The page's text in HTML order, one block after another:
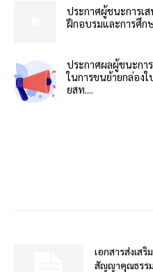
ประกาศผู้ชนะการเ
ฝึกอบรมและการศึก
ประกาศผลผู้ชนะกา
ในการขนย้ายกล่อง
ยสท....
เอกสารส่งเส
สัญญาคุณธรรม